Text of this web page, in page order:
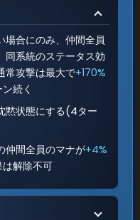
場合にのみ、仲間全員
同系統のステータス効
常攻撃は最大で+170%
続く
黙状態にする(4ター
仲間全員のマナが+4%
解除不可